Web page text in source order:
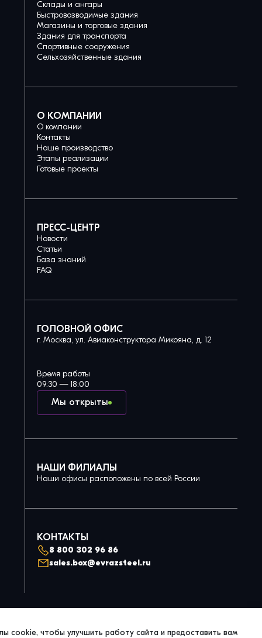
cookie, чтобы улучшить работу сайта и предоставить вам
Склады и ангары
Быстровозводимые здания
Магазины и торговые здания
Здания для транспорта
Спортивные сооружения
Сельхозяйственные здания
О КОМПАНИИ
О компании
Контакты
Наше производство
Этапы реализации
Готовые проекты
ПРЕСС-ЦЕНТР
Новости
Статьи
База знаний
FAQ
ГОЛОВНОЙ ОФИС
г. Москва, ул. Авиаконструктора Микояна, д. 12
Мы открыты
Время работы
09:30 — 18:00
НАШИ ФИЛИАЛЫ
Наши офисы расположены по всей России
КОНТАКТЫ
8 800 302 96 86
sales.box@evrazsteel.ru